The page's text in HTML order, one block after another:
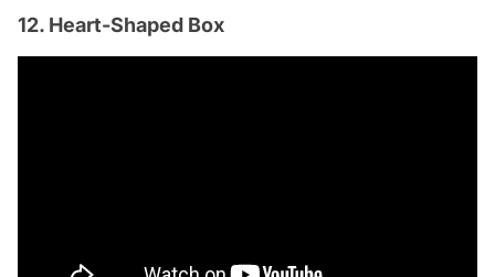
12. Heart-Shaped Box